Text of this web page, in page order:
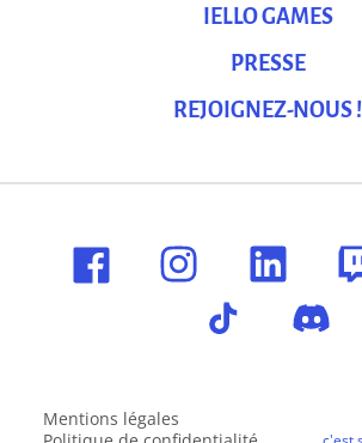
IELLO GAMES
PRESSE
REJOIGNEZ-NOUS !
Mentions légales